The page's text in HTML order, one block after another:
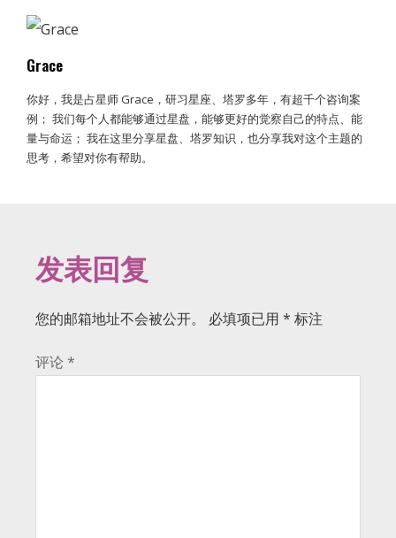
Grace
你好，我是占星师 Grace，研习星座、塔罗多年，有超千个咨询案
例； 我们每个人都能够通过星盘，能够更好的觉察自己的特点、能
量与命运； 我在这里分享星盘、塔罗知识，也分享我对这个主题的
思考，希望对你有帮助。
发表回复
您的邮箱地址不会被公开。 必填项已用 * 标注
评论 *